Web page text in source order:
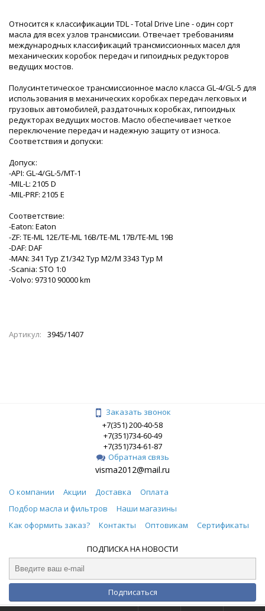
Относится к классификации TDL - Total Drive Line - один сорт
масла для всех узлов трансмиссии. Отвечает требованиям
международных классификаций трансмиссионных масел для
механических коробок передач и гипоидных редукторов
ведущих мостов.
Полусинтетическое трансмиссионное масло класса GL-4/GL-5 для
использования в механических коробках передач легковых и
грузовых автомобилей, раздаточных коробках, гипоидных
редукторах ведущих мостов. Масло обеспечивает четкое
переключение передач и надежную защиту от износа.
Соответствия и допуски:
Допуск:
-API: GL-4/GL-5/MT-1
-MIL-L: 2105 D
-MIL-PRF: 2105 E
Соответствие:
-Eaton: Eaton
-ZF: TE-ML 12E/TE-ML 16B/TE-ML 17B/TE-ML 19B
-DAF: DAF
-MAN: 341 Typ Z1/342 Typ M2/M 3343 Typ M
-Scania: STO 1:0
-Volvo: 97310 90000 km
Артикул: 3945/1407
Заказать звонок
+7(351) 200-40-58
+7(351)734-60-49
+7(351)734-61-87
Обратная связь
visma2012@mail.ru
О компании Акции Доставка
Оплата
Подбор масла и фильтров
Наши магазины
Как оформить заказ?
Контакты Оптовикам Сертификаты
ПОДПИСКА НА НОВОСТИ
Подписаться